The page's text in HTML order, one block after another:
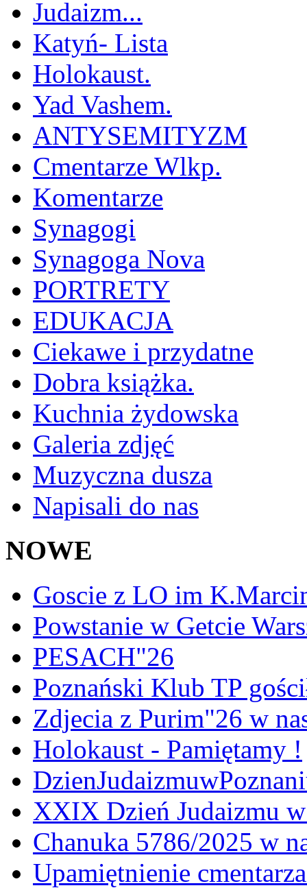
Judaizm...
Katyń- Lista
Holokaust.
Yad Vashem.
ANTYSEMITYZM
Cmentarze Wlkp.
Komentarze
Synagogi
Synagoga Nova
PORTRETY
EDUKACJA
Ciekawe i przydatne
Dobra książka.
Kuchnia żydowska
Galeria zdjęć
Muzyczna dusza
Napisali do nas
NOWE
Goscie z LO im
Powstanie w Getcie
PESACH"26
Poznański Klub TP
Zdjecia z Purim"26 w
Holokaust - Pamiętamy !
XXIX Dzień Judaizmu
Chanuka 5786/2025 w
Upamiętnienie